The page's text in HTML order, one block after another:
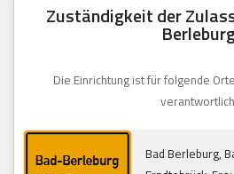
Zuständigkeit der
Die Einrichtung ist für folgende
Bad Berleburg,